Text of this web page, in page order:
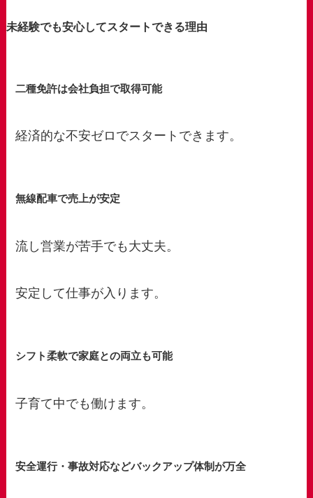
未経験でも安心してスタートできる理由
二種免許は会社負担で取得可能
経済的な不安ゼロでスタートできます。
無線配車で売上が安定
流し営業が苦手でも大丈夫。
安定して仕事が入ります。
シフト柔軟で家庭との両立も可能
子育て中でも働けます。
安全運行・事故対応などバックアップ体制が万全